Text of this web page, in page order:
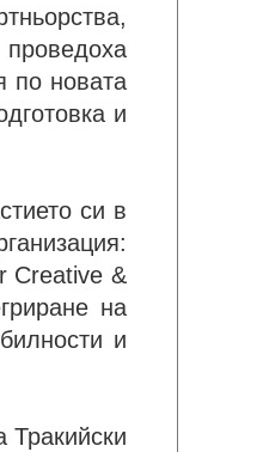
по новата
и
си в
Creative &
на
и
Тракийски